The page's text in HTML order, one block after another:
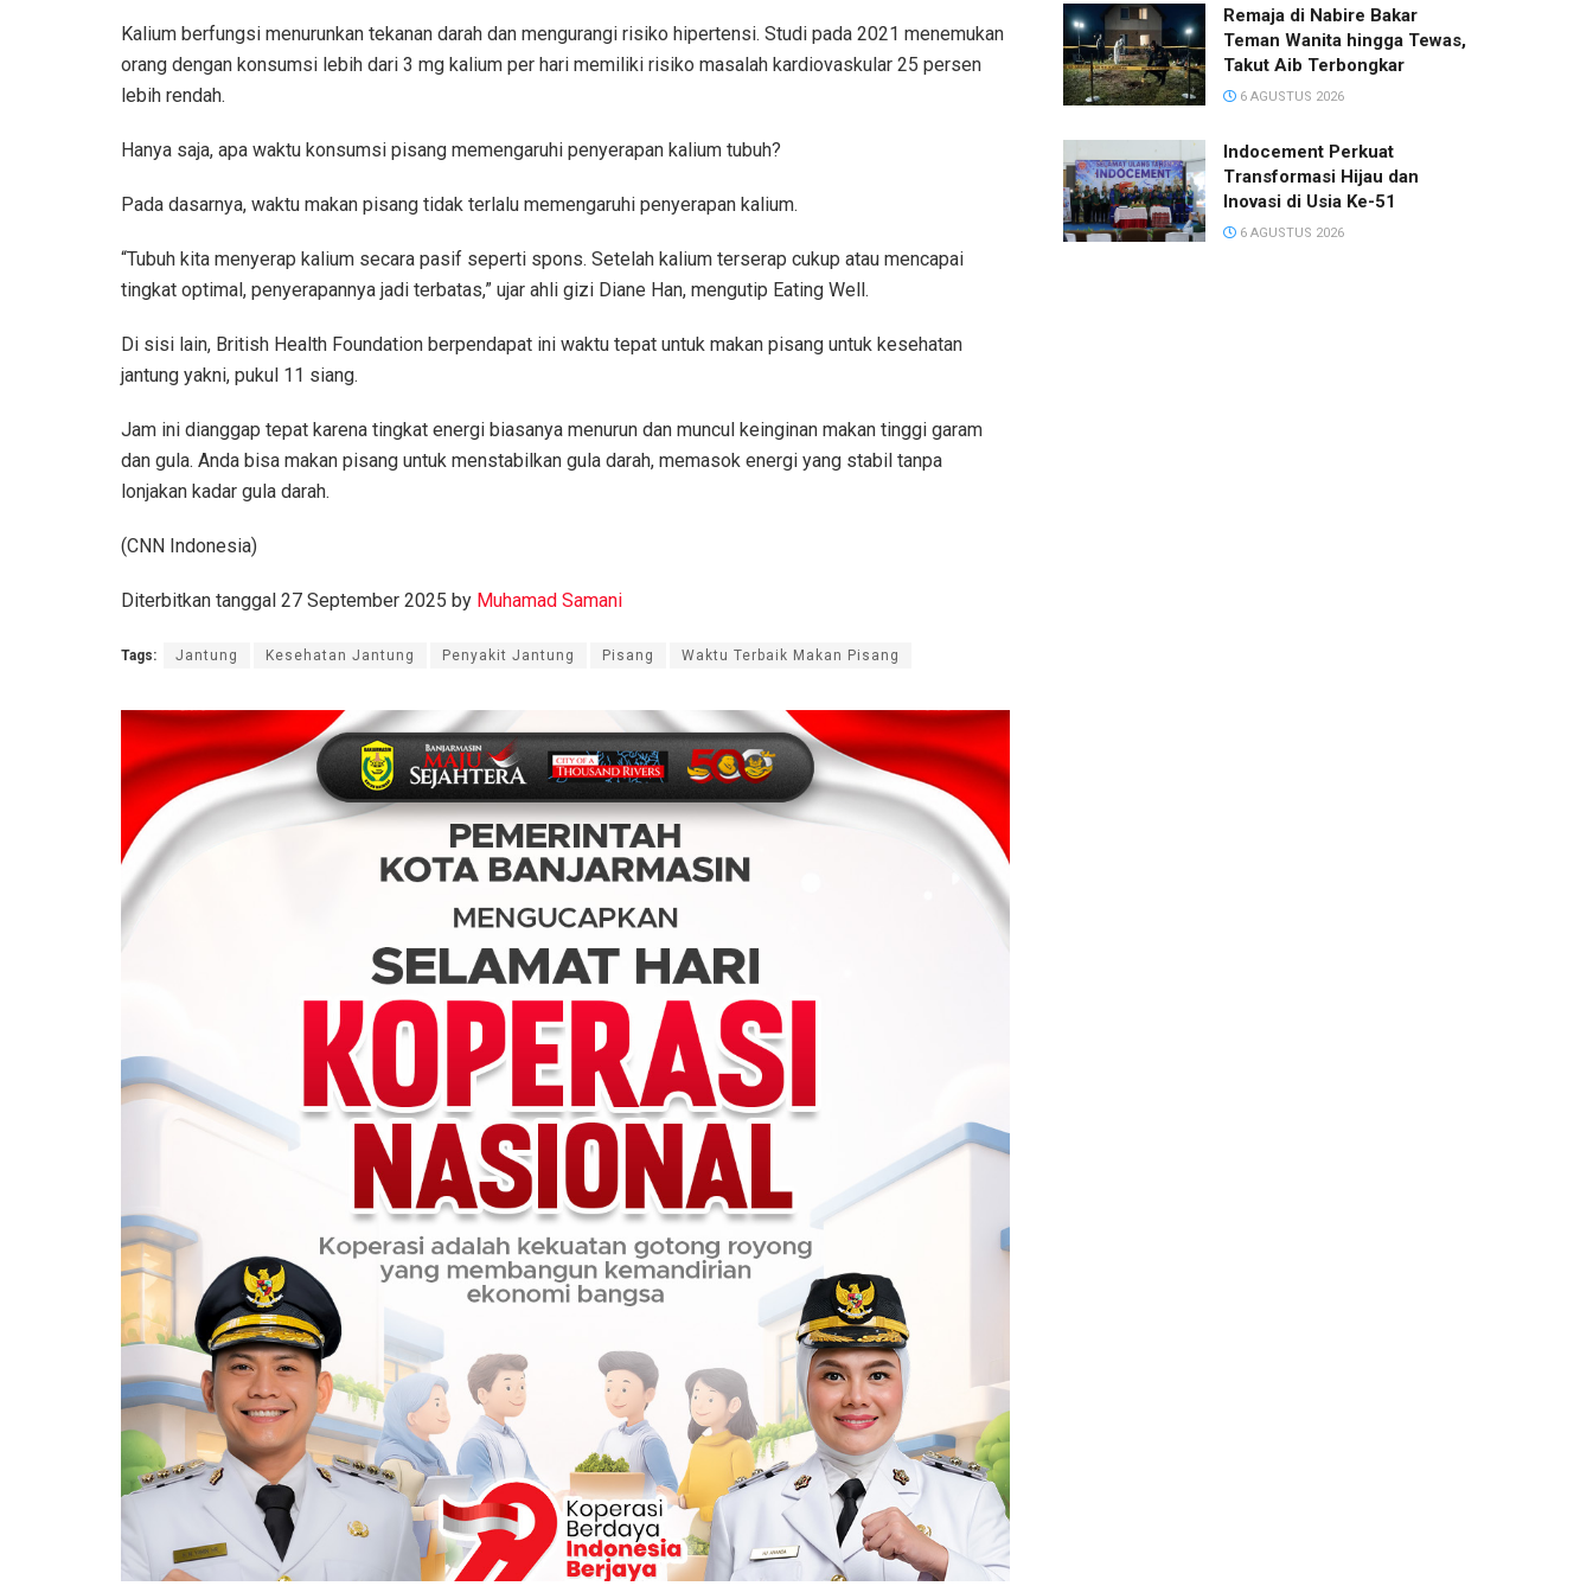
Kalium berfungsi menurunkan tekanan darah dan mengurangi risiko hipertensi. Studi pada 2021 menemukan
orang dengan konsumsi lebih dari 3 mg kalium per hari memiliki risiko masalah kardiovaskular 25 persen
lebih rendah.
Hanya saja, apa waktu konsumsi pisang memengaruhi penyerapan kalium tubuh?
Pada dasarnya, waktu makan pisang tidak terlalu memengaruhi penyerapan kalium.
“Tubuh kita menyerap kalium secara pasif seperti spons. Setelah kalium terserap cukup atau mencapai
tingkat optimal, penyerapannya jadi terbatas,” ujar ahli gizi Diane Han, mengutip Eating Well.
Di sisi lain, British Health Foundation berpendapat ini waktu tepat untuk makan pisang untuk kesehatan
jantung yakni, pukul 11 siang.
Jam ini dianggap tepat karena tingkat energi biasanya menurun dan muncul keinginan makan tinggi garam
dan gula. Anda bisa makan pisang untuk menstabilkan gula darah, memasok energi yang stabil tanpa
lonjakan kadar gula darah.
(CNN Indonesia)
Diterbitkan tanggal 27 September 2025 by Muhamad Samani
Tags: Jantung Kesehatan Jantung Penyakit Jantung Pisang Waktu Terbaik Makan Pisang
Remaja di Nabire Bakar
Teman Wanita hingga Tewas,
Takut Aib Terbongkar
6 AGUSTUS 2026
Indocement Perkuat
Transformasi Hijau dan
Inovasi di Usia Ke-51
6 AGUSTUS 2026